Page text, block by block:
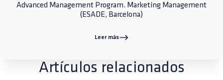
Advanced Management Program. Marketing Management
(ESADE, Barcelona)
Leer más
Artículos relacionados